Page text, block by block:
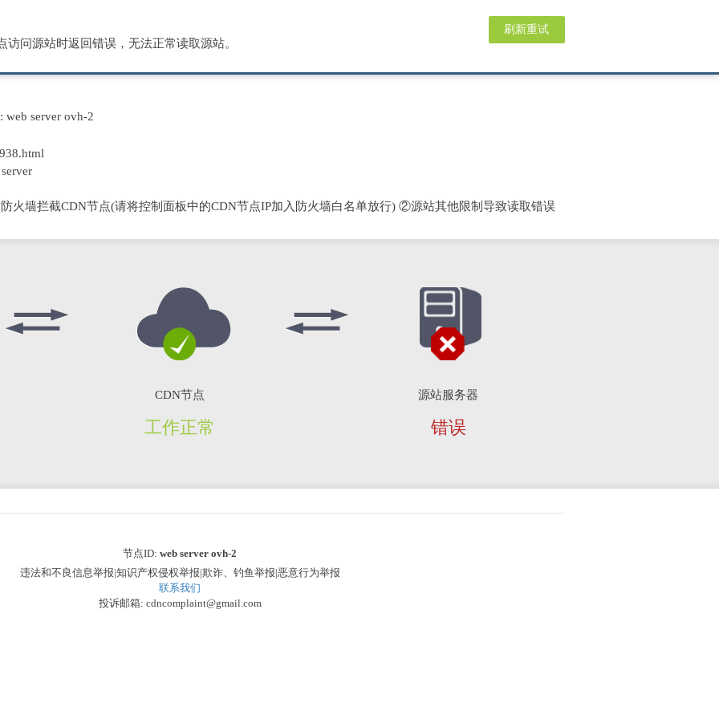
刷新重试
访问源站时返回错误，无法正常读取源站。
web server ovh-2
火墙拦截CDN节点(请将控制面板中的CDN节点IP加入防火墙白名单放行) ②源站其他限制导致读取错误
CDN节点
工作正常
源站服务器
错误
节点ID: web server ovh-2
违法和不良信息举报|知识产权侵权举报|欺诈、钓鱼举报|恶意行为举报
联系我们
投诉邮箱: cdncomplaint@gmail.com